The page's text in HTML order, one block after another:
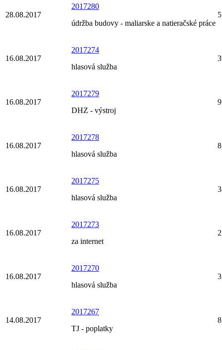
28.08.2017
2017280
údržba budovy - maliarske a natieračské práce
16.08.2017
2017274
hlasová služba
16.08.2017
2017279
DHZ - výstroj
16.08.2017
2017278
hlasová služba
16.08.2017
2017275
hlasová služba
16.08.2017
2017273
za internet
16.08.2017
2017270
hlasová služba
14.08.2017
2017267
TJ - poplatky